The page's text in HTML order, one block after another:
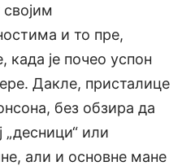
и то пре,
када је почео успон
Дакле, присталице
без обзира да
„десници“ или
али и основне мане